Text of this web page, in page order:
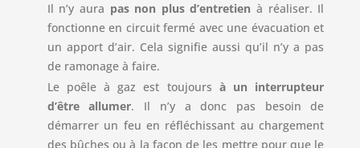
Il n’y aura pas non plus d’entretien à réaliser. Il
fonctionne en circuit fermé avec une évacuation et
un apport d’air. Cela signifie aussi qu’il n’y a pas
de ramonage à faire.
Le poêle à gaz est toujours à un interrupteur
d’être allumer. Il n’y a donc pas besoin de
démarrer un feu en réfléchissant au chargement
des bûches ou à la façon de les mettre pour que le